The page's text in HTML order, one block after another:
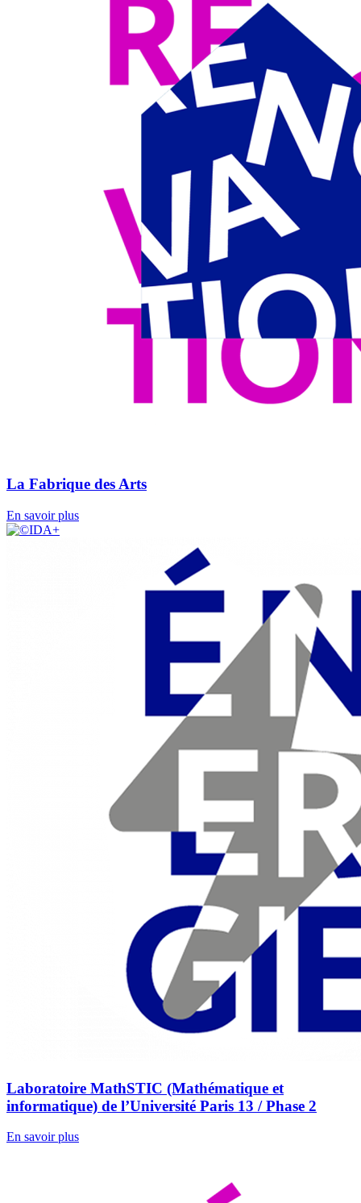
La Fabrique des Arts
En savoir plus
Laboratoire MathSTIC (Mathématique et
informatique) de l’Université Paris 13 / Phase 2
En savoir plus